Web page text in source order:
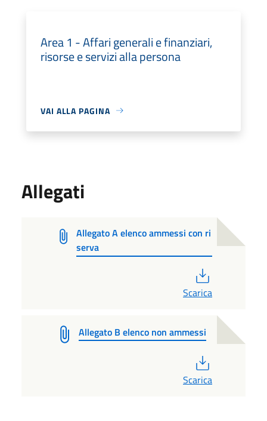
Area 1 - Affari generali e finanziari,
risorse e servizi alla persona
VAI ALLA PAGINA
Allegati
Allegato A elenco ammessi con ri
serva
Scarica
Allegato B elenco non ammessi
Scarica